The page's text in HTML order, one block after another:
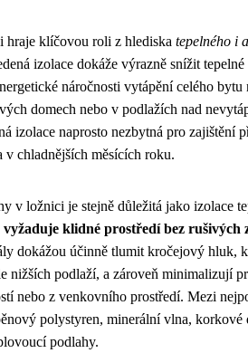
hraje klíčovou roli z hlediska tepelného i
izolace dokáže výrazně snížit
náročnosti vytápění celého bytu
domech nebo v podlažích nad
izolace naprosto nezbytná pro zajištění
v chladnějších měsících roku.
v ložnici je stejně důležitá jako izolace
klidné prostředí bez rušivých
dokážou účinně tlumit kročejový hluk,
nižších podlaží, a zároveň minimalizují
nebo z venkovního prostředí. Mezi
polystyren, minerální vlna, korkové
podlahy.